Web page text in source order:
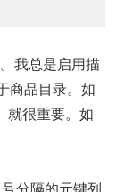
我总是启用描
商品目录。如
就很重要。如
分隔的元键列